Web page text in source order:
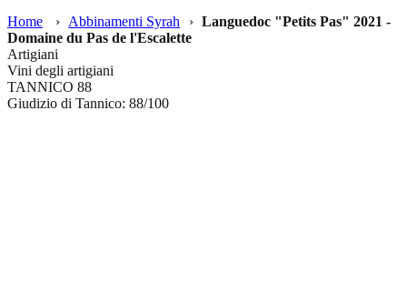
Home
› Abbinamenti Syrah › Languedoc "Petits Pas" 2021 -
Domaine du Pas de l'Escalette
Artigiani
Vini degli artigiani
TANNICO 88
Giudizio di Tannico: 88/100